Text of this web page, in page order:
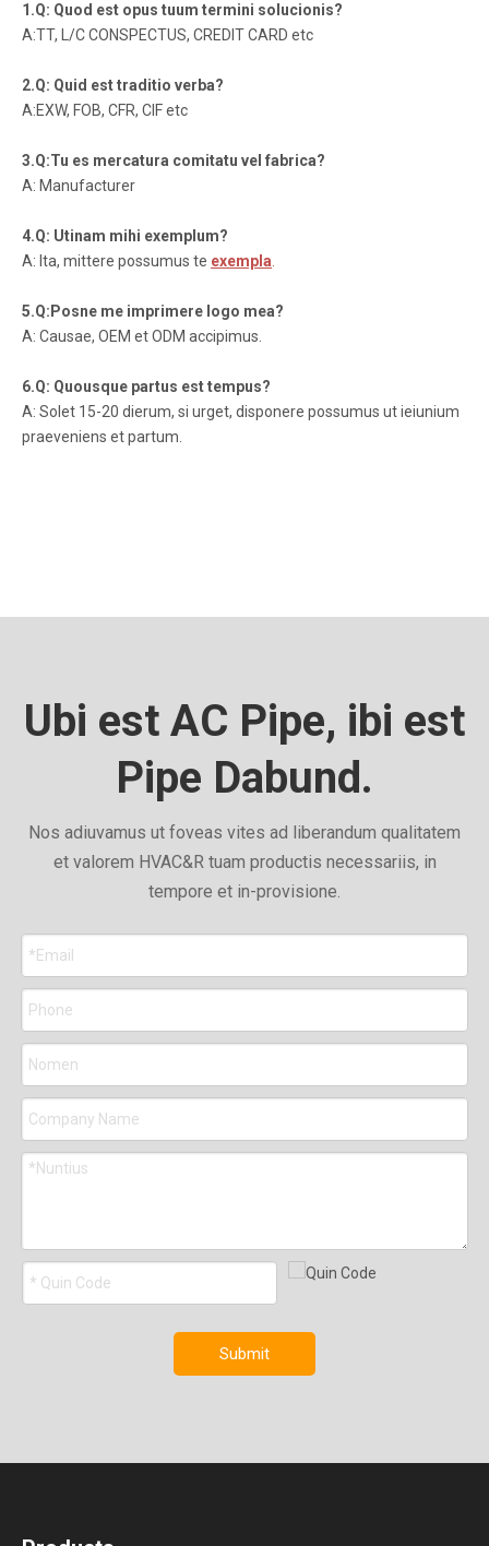
1.Q: Quod est opus tuum termini solucionis?
A:TT, L/C CONSPECTUS, CREDIT CARD etc
2.Q: Quid est traditio verba?
A:EXW, FOB, CFR, CIF etc
3.Q:Tu es mercatura comitatu vel fabrica?
A: Manufacturer
4.Q: Utinam mihi exemplum?
A: Ita, mittere possumus te exempla
5.Q:Posne me imprimere logo mea?
A: Causae, OEM et ODM accipimus.
6.Q: Quousque partus est tempus?
A: Solet 15-20 dierum, si urget, disponere possumus ut ieiunium
praeveniens et partum.
Ubi est AC Pipe, ibi est
Pipe Dabund.
Nos adiuvamus ut foveas vites ad liberandum qualitatem
et valorem HVAC&R tuam productis necessariis, in
tempore et in-provisione.
Submit